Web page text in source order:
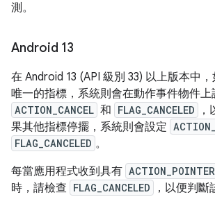
測。
Android 13
在 Android 13 (API 級別 33) 以上版本中
唯一的指標，系統則會在動作事件物件上
ACTION_CANCEL 和 FLAG_CANCELED
果其他指標停擺，系統則會設定
FLAG_CANCELED 。
每當應用程式收到具有
時，請檢查 FLAG_CANCELED
，以便判